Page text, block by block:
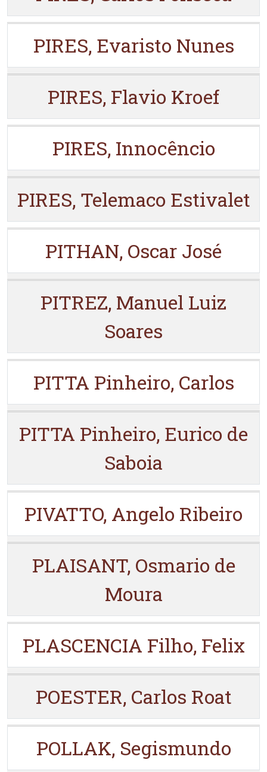
PIRES, Evaristo Nunes
PIRES, Flavio Kroef
PIRES, Innocêncio
PIRES, Telemaco Estivalet
PITHAN, Oscar José
PITREZ, Manuel Luiz
Soares
PITTA Pinheiro, Carlos
PITTA Pinheiro, Eurico de
Saboia
PIVATTO, Angelo Ribeiro
PLAISANT, Osmario de
Moura
PLASCENCIA Filho, Felix
POESTER, Carlos Roat
POLLAK, Segismundo